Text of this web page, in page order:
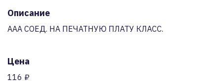
Описание
AAA СОЕД. НА ПЕЧАТНУЮ ПЛАТУ КЛАСС.
Цена
116 ₽